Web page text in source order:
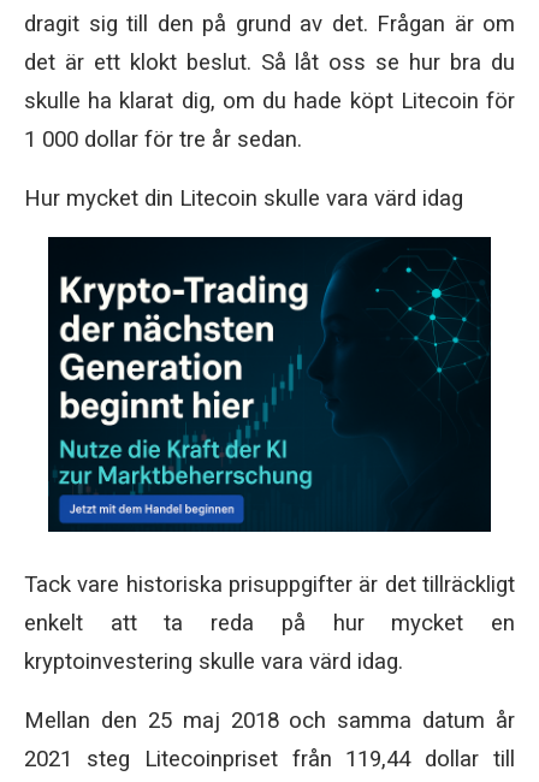
dragit sig till den på grund av det. Frågan är om
det är ett klokt beslut. Så låt oss se hur bra du
skulle ha klarat dig, om du hade köpt Litecoin för
1 000 dollar för tre år sedan.
Hur mycket din Litecoin skulle vara värd idag
Tack vare historiska prisuppgifter är det tillräckligt
enkelt att ta reda på hur mycket en
kryptoinvestering skulle vara värd idag.
Mellan den 25 maj 2018 och samma datum år
2021 steg Litecoinpriset från 119,44 dollar till